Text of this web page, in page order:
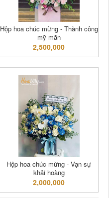
Hộp hoa chúc mừng - Thành công
mỹ mãn
2,500,000
Hộp hoa chúc mừng - Vạn sự
khải hoàng
2,000,000